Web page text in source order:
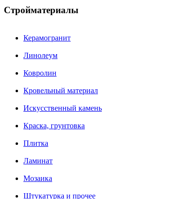
Стройматериалы
Керамогранит
Линолеум
Ковролин
Кровельный материал
Искусственный камень
Краска, грунтовка
Плитка
Ламинат
Мозаика
Штукатурка и прочее